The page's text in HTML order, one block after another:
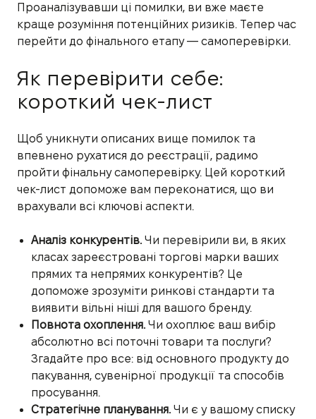
Проаналізувавши ці помилки, ви вже маєте
краще розуміння потенційних ризиків. Тепер час
перейти до фінального етапу — самоперевірки.
Як перевірити себе:
короткий чек-лист
Щоб уникнути описаних вище помилок та
впевнено рухатися до реєстрації, радимо
пройти фінальну самоперевірку. Цей короткий
чек-лист допоможе вам переконатися, що ви
врахували всі ключові аспекти.
Аналіз конкурентів. Чи перевірили ви, в яких
класах зареєстровані торгові марки ваших
прямих та непрямих конкурентів? Це
допоможе зрозуміти ринкові стандарти та
виявити вільні ніші для вашого бренду.
Повнота охоплення. Чи охоплює ваш вибір
абсолютно всі поточні товари та послуги?
Згадайте про все: від основного продукту до
пакування, сувенірної продукції та способів
просування.
Стратегічне планування. Чи є у вашому списку